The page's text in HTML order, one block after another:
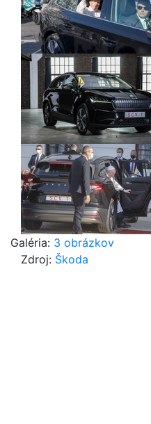
Galéria: 3 obrázkov
Zdroj: Škoda